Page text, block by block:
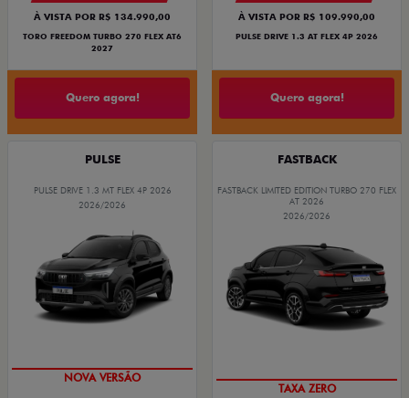
À VISTA POR R$ 134.990,00
TORO FREEDOM TURBO 270 FLEX AT6
2027
Quero agora!
À VISTA POR R$ 109.990,00
PULSE DRIVE 1.3 AT FLEX 4P 2026
Quero agora!
PULSE
PULSE DRIVE 1.3 MT FLEX 4P 2026
2026/2026
PREÇO IMPERDÍVEL
FASTBACK
FASTBACK LIMITED EDITION TURBO 270 FLEX
AT 2026
2026/2026
PREÇO IMPERDÍVEL